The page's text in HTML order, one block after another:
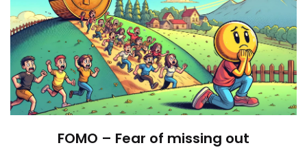
FOMO – Fear of missing out